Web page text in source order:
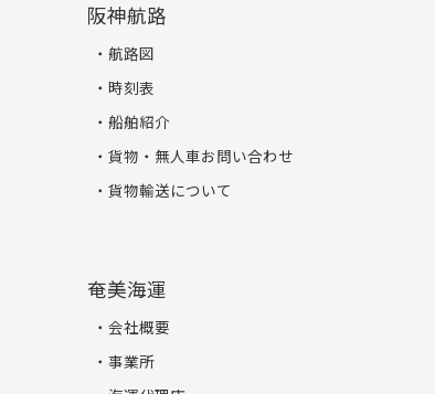
阪神航路
航路図
時刻表
船舶紹介
貨物・無人車お問い合わせ
貨物輸送について
奄美海運
会社概要
事業所